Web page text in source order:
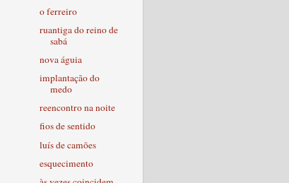
o ferreiro
ruantiga do reino de
sabá
nova águia
implantação do
medo
reencontro na noite
fios de sentido
luís de camões
esquecimento